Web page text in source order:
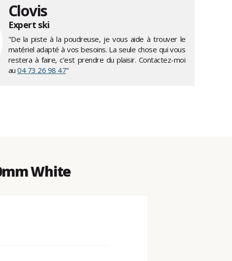
Clovis
Expert ski
"De la piste à la poudreuse, je vous aide à trouver le
matériel adapté à vos besoins. La seule chose qui vous
restera à faire, c’est prendre du plaisir. Contactez-moi
au 04 73 26 98 47"
White